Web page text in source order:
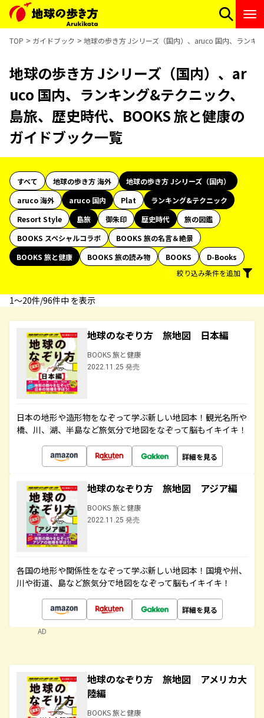
TOP ガイドブック 地球の歩き方 Jシリーズ（国内）、aruco 国内、ランキ
地球の歩き方 Jシリーズ（国内）、ar
uco 国内、ランキング&テクニック、
島旅、歴史時代、BOOKS 旅と健康の
ガイドブック一覧
すべて 地球の歩き方 海外
地球の歩き方 Jシリーズ（国内）
aruco 海外
aruco 国内 Plat
ランキング&テクニック
Resort Style
島旅 御朱印 歴史時代
旅の図鑑
BOOKS スペシャルコラボ
BOOKS 旅の名言＆絶景
BOOKS 旅と健康
BOOKS 旅の読み物 BOOKS
D-Books
絞り込み条件を追加
1〜20件/96件中 を表示
地球のなぞり方 旅地図 日本編
BOOKS 旅と健康
2022.11.25 発売
日本の地形や造形物をなぞって学ぶ新しい地図本！観光名所や
橋、川、湖、半島など旅気分で地図をなぞって脳もイキイキ！
詳細を見る
地球のなぞり方 旅地図 アジア編
BOOKS 旅と健康
2022.11.25 発売
各国の地形や関係性をなぞって学ぶ新しい地図本！国境や州、
川や街道、島など旅気分で地図をなぞって脳もイキイキ！
詳細を見る
AD
地球のなぞり方 旅地図 アメリカ大
陸編
BOOKS 旅と健康